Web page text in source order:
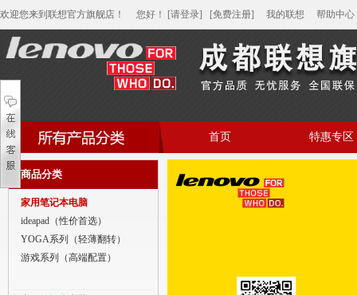
欢迎您来到联想官方旗舰店！ 您好 ！ [请登录] [免费注册] 我的联想 帮助中心
家用笔记本电脑
商用笔记本电脑
平板电脑
首页 特惠专区
商品分类
家用笔记本电脑
ideapad（性价首选）
YOGA系列（轻薄翻转）
游戏系列（高端配置）